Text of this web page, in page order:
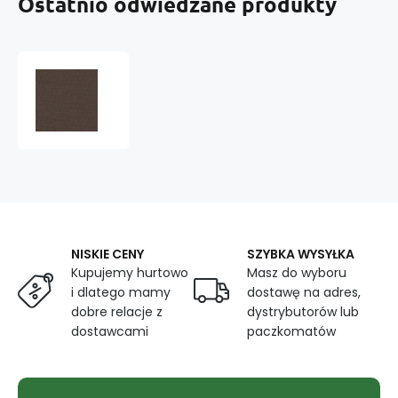
NISKIE CENY
Kupujemy hurtowo
i dlatego mamy
dobre relacje z
dostawcami
SZYBKA WYSYŁKA
Masz do wyboru
dostawę na adres,
dystrybutorów lub
paczkomatów